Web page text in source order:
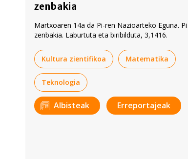
zenbakia
Martxoaren 14a da Pi-ren Nazioarteko Eguna. Pi
zenbakia. Laburtuta eta biribilduta, 3,1416.
Kultura zientifikoa Matematika
Teknologia
Albisteak Erreportajeak